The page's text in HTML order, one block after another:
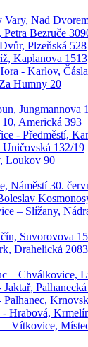
Nad
Bezruče
Plzeňská 528
Kaplanova 1513
- Karlov,
Humny 20
Jungmannova
Americká 393
- Předměstí,
132/19
Loukov 90
Náměstí 30.
– Slížany,
Suvorovova
Drahelická 2083
– Chválkovice,
Jaktař,
Palhanec,
- Hrabová,
– Vítkovice,